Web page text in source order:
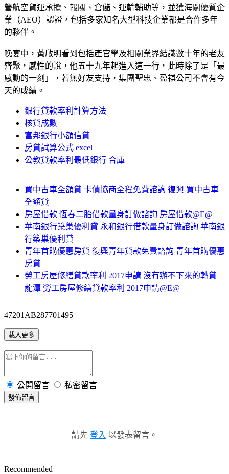
營航空貨運承攬、報關、倉儲、運輸輔助等，並獲海關優質企
業（AEO）認證，包括多家知名大型科技企業都是合作多年
的夥伴。
晚宴中，黃啟明看到包括產官學及相關業界結識數十年的老友
齊聚，感性的說，他五十九年起進入這一行，此時除了是「最
感動的一刻」，若無好友支持，集團聖忠、盈祺公司不會有今
天的成績。
銀行貸款率利計算方法
核貸成數
富邦銀行小額信貸
房貸試算公式 excel
公教貸款率利最低銀行 合庫
買中古車全額貸 卡債協商全程免費諮詢 復興 買中古車
全額貸
房屋借款 恆春二胎借款量身訂做諮詢 房屋借款@E@
華南銀行築巢優利貸 永和銀行借款量身訂做諮詢 華南銀
行築巢優利貸
青年首購優惠房貸 復興青年貸款免費諮詢 青年首購優惠
房貸
勞工房屋修繕貸款率利 2017申請 沒有辦不下來的轉貸
龍潭 勞工房屋修繕貸款率利 2017申請@E@
47201AB287701495
載入更多
公開留言 私密留言
發佈留言
請先 登入 以發表留言。
Recommended